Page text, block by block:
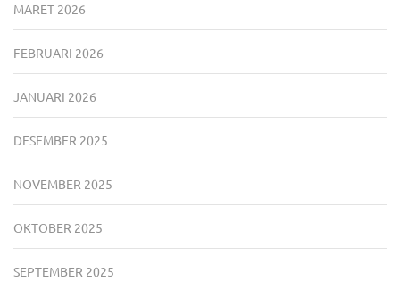
MARET 2026
FEBRUARI 2026
JANUARI 2026
DESEMBER 2025
NOVEMBER 2025
OKTOBER 2025
SEPTEMBER 2025